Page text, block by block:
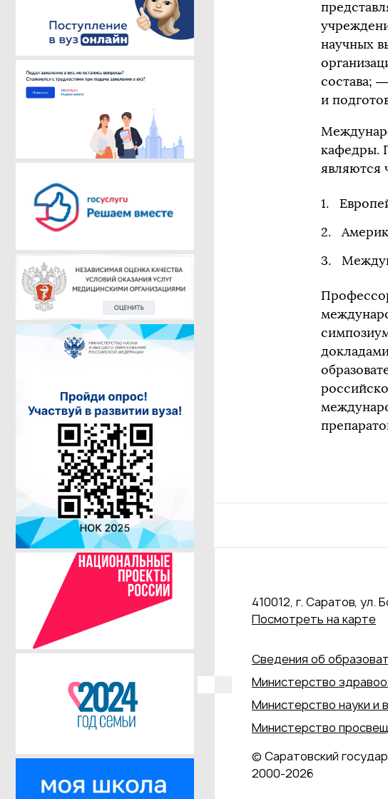
научных
состава;
и
кафедры.
являются
410012, г. Саратов, ул.
Посмотреть на карте
Сведения об
Министерство
Министерство науки и
Министерство
© Саратовский
2000‑2026